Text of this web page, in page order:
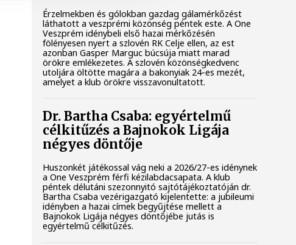
Érzelmekben és gólokban gazdag gálamérkőzést
láthatott a veszprémi közönség péntek este. A One
Veszprém idénybeli első hazai mérkőzésén
fölényesen nyert a szlovén RK Celje ellen, az est
azonban Gasper Marguc búcsúja miatt marad
örökre emlékezetes. A szlovén közönségkedvenc
utoljára öltötte magára a bakonyiak 24-es mezét,
amelyet a klub örökre visszavonultatott.
Dr. Bartha Csaba: egyértelmű
célkitűzés a Bajnokok Ligája
négyes döntője
Huszonkét játékossal vág neki a 2026/27-es idénynek
a One Veszprém férfi kézilabdacsapata. A klub
péntek délutáni szezonnyitó sajtótájékoztatóján dr.
Bartha Csaba vezérigazgató kijelentette: a jubileumi
idényben a hazai címek begyűjtése mellett a
Bajnokok Ligája négyes döntőjébe jutás is
egyértelmű célkitűzés.